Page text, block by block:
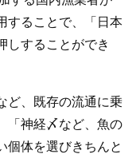
することで、「日本
しすることができ
ど、既存の流通に乗
「神経〆など、魚の
個体を選びきちんと